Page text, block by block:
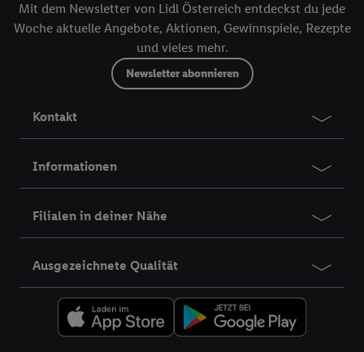
Mit dem Newsletter von Lidl Österreich entdeckst du jede
Woche aktuelle Angebote, Aktionen, Gewinnspiele, Rezepte
und vieles mehr.
Newsletter abonnieren
Kontakt
Informationen
Filialen in deiner Nähe
Ausgezeichnete Qualität